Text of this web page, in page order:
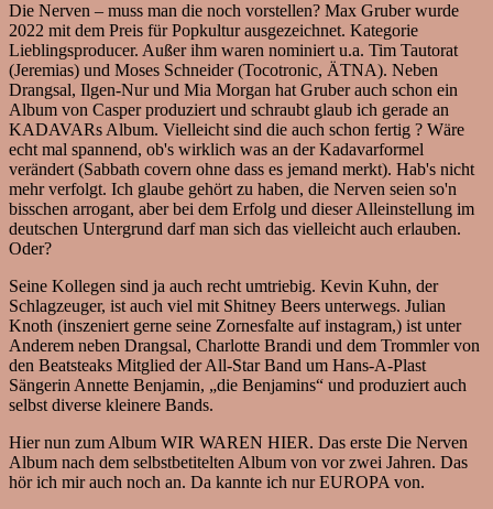
Die Nerven – muss man die noch vorstellen? Max Gruber wurde
2022 mit dem Preis für Popkultur ausgezeichnet. Kategorie
Lieblingsproducer. Außer ihm waren nominiert u.a. Tim Tautorat
(Jeremias) und Moses Schneider (Tocotronic, ÄTNA). Neben
Drangsal, Ilgen-Nur und Mia Morgan hat Gruber auch schon ein
Album von Casper produziert und schraubt glaub ich gerade an
KADAVARs Album. Vielleicht sind die auch schon fertig ? Wäre
echt mal spannend, ob's wirklich was an der Kadavarformel
verändert (Sabbath covern ohne dass es jemand merkt). Hab's nicht
mehr verfolgt. Ich glaube gehört zu haben, die Nerven seien so'n
bisschen arrogant, aber bei dem Erfolg und dieser Alleinstellung im
deutschen Untergrund darf man sich das vielleicht auch erlauben.
Oder?
Seine Kollegen sind ja auch recht umtriebig. Kevin Kuhn, der
Schlagzeuger, ist auch viel mit Shitney Beers unterwegs. Julian
Knoth (inszeniert gerne seine Zornesfalte auf instagram,) ist unter
Anderem neben Drangsal, Charlotte Brandi und dem Trommler von
den Beatsteaks Mitglied der All-Star Band um Hans-A-Plast
Sängerin Annette Benjamin, „die Benjamins“ und produziert auch
selbst diverse kleinere Bands.
Hier nun zum Album WIR WAREN HIER. Das erste Die Nerven
Album nach dem selbstbetitelten Album von vor zwei Jahren. Das
hör ich mir auch noch an. Da kannte ich nur EUROPA von.